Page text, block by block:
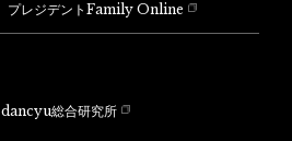
プレジデントFamily Online
dancyu総合研究所